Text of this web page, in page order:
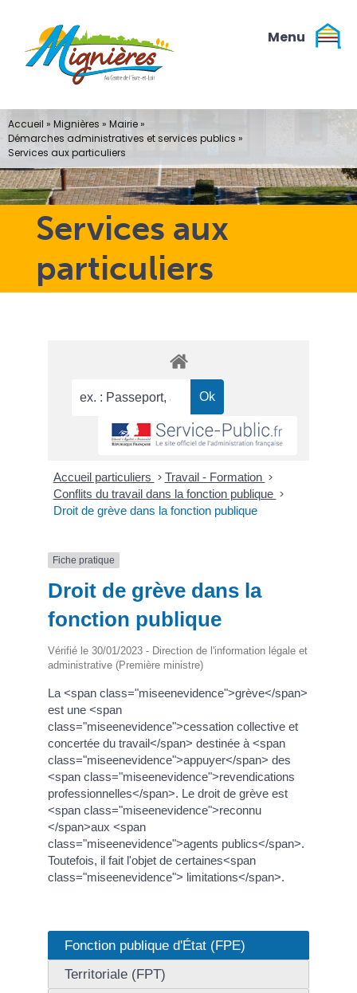
contenu
Services aux
particuliers
Accueil » Mignières » Mairie»
Démarches administratives et services publics »
Services aux particuliers
Accueil particuliers > Travail - Formation >
Conflits du travail dans la fonction publique >
Droit de grève dans la fonction publique
Fiche pratique
Droit de grève dans la
fonction publique
Vérifié le 30/01/2023 - Direction de l'information légale et
administrative (Première ministre)
La <span class="miseenevidence">grève</span>
est une <span
class="miseenevidence">cessation collective et
concertée du travail</span> destinée à <span
class="miseenevidence">appuyer</span> des
<span class="miseenevidence">revendications
professionnelles</span>. Le droit de grève est
<span class="miseenevidence">reconnu
</span>aux <span
class="miseenevidence">agents publics</span>.
Toutefois, il fait l'objet de certaines<span
class="miseenevidence"> limitations</span>.
Fonction publique d'État (FPE)
Territoriale (FPT)